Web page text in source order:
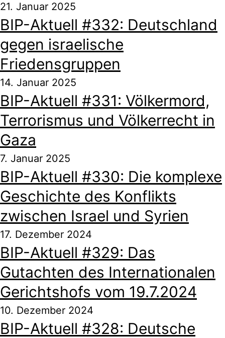
21. Januar 2025
BIP-Aktuell #332: Deutschland
gegen israelische
Friedensgruppen
14. Januar 2025
BIP-Aktuell #331: Völkermord,
Terrorismus und Völkerrecht in
Gaza
7. Januar 2025
BIP-Aktuell #330: Die komplexe
Geschichte des Konflikts
zwischen Israel und Syrien
17. Dezember 2024
BIP-Aktuell #329: Das
Gutachten des Internationalen
Gerichtshofs vom 19.7.2024
10. Dezember 2024
BIP-Aktuell #328: Deutsche